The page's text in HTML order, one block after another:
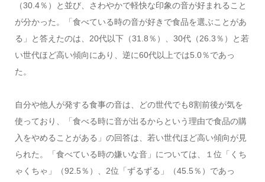
（30.4％）と並び、さわやかで軽快な印象の音が好まれること
が分かった。「食べている時の音が好きで食品を選ぶことがあ
る」と答えたのは、20代以下（31.8％）、30代（26.3％）と若
い世代ほど高い傾向にあり、逆に60代以上では5.0％であっ
た。
自分や他人が発する食事の音は、どの世代でも8割前後が気を
使っており、「食べる時に音が出るからという理由で食品の購
入をやめることがある」の回答は、若い世代ほど高い傾向が見
られた。「食べている時の嫌いな音」については、１位「くち
ゃくちゃ」（92.5％）、2位「ずるずる」（45.5％）であっ